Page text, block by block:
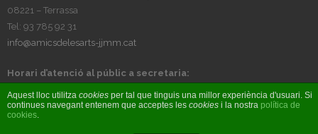
08221 – Terrassa
Tel: 93 785 92 31
info@amicsdelesarts-jjmm.cat
Horari d’atenció al públic a secretaria:
© Amics de les Arts i Joventuts Musicals 2017 - Fet per
Aquest lloc utilitza cookies per tal que tinguis una millor experiència d'usuari. Si
continues navegant entenem que acceptes les cookies i la nostra política de
cookies.